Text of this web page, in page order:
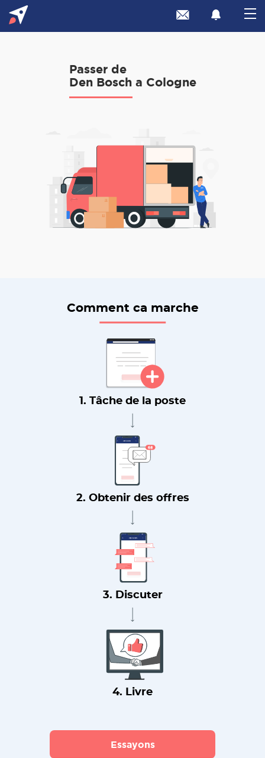
Passer de
Den Bosch a Cologne
Comment ca marche
1. Tâche de la poste
2. Obtenir des offres
3. Discuter
4. Livre
Essayons